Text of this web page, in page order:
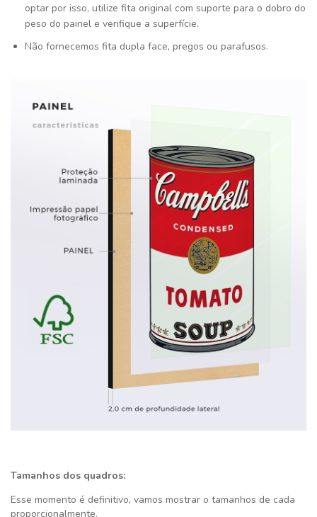
optar por isso, utilize fita original com suporte para o dobro do
peso do painel e verifique a superfície.
Não fornecemos fita dupla face, pregos ou parafusos.
Tamanhos dos quadros:
Esse momento é definitivo, vamos mostrar o tamanhos de cada
proporcionalmente.